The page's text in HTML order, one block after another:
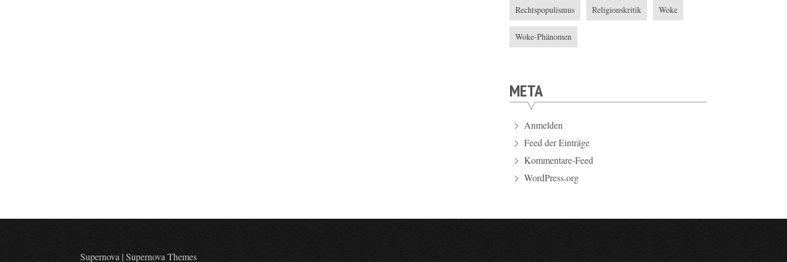
Rechtspopulismus Religionskritik Woke
Woke-Phänomen
META
Anmelden
Feed der Einträge
Kommentare-Feed
WordPress.org
Supernova |Supernova Themes